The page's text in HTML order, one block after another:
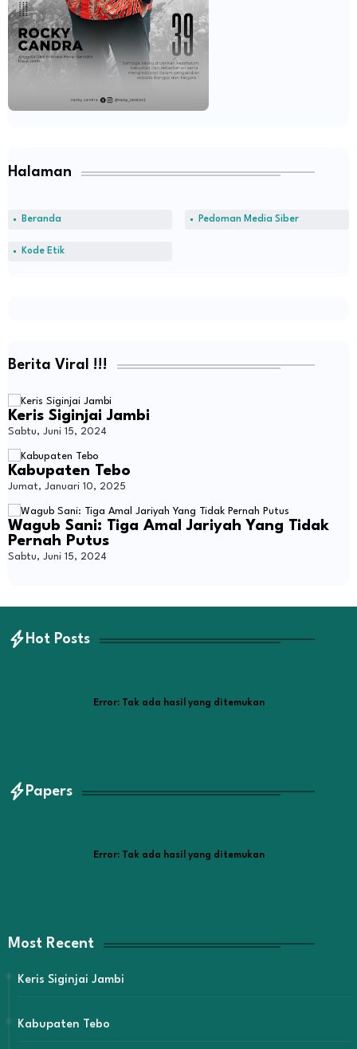
Halaman
Beranda Pedoman Media Siber
Kode Etik
Berita Viral !!!
Keris Siginjai Jambi
Sabtu, Juni 15, 2024
Kabupaten Tebo
Jumat, Januari 10, 2025
Wagub Sani: Tiga Amal Jariyah Yang Tidak
Pernah Putus
Sabtu, Juni 15, 2024
Hot Posts
Error:Tak ada hasil yang ditemukan
Papers
Error:Tak ada hasil yang ditemukan
Most Recent
Keris Siginjai Jambi
Kabupaten Tebo